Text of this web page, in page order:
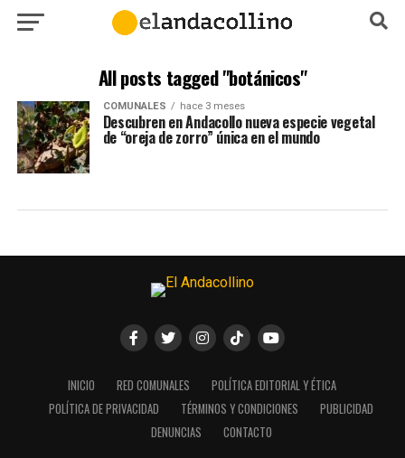
All posts tagged "botánicos"
COMUNALES hace 3 meses
Descubren en Andacollo nueva especie vegetal
de “oreja de zorro” única en el mundo
INICIO RED COMUNALES
POLÍTICA EDITORIAL Y ÉTICA
POLÍTICA DE PRIVACIDAD
TÉRMINOS Y CONDICIONES
PUBLICIDAD
DENUNCIAS
CONTACTO